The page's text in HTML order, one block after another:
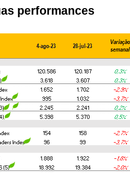
performances